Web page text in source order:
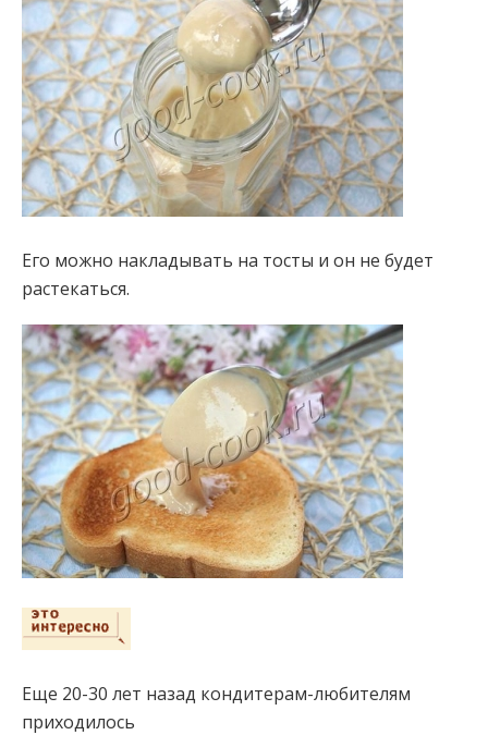
Его можно накладывать на тосты и он не будет
растекаться.
Еще 20-30 лет назад кондитерам-любителям
приходилось